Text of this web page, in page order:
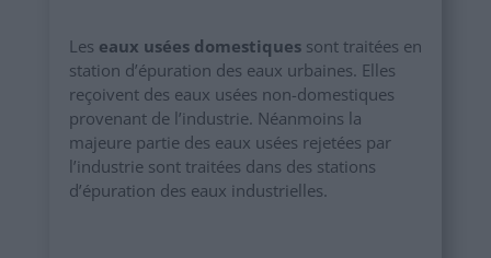
Les eaux usées domestiquessont traitées en
station d’épuration des eaux urbaines. Elles
reçoivent des eaux usées non-domestiques
provenant de l’industrie. Néanmoins la
majeure partie des eaux usées rejetées par
l’industrie sont traitées dans des stations
d’épuration des eaux industrielles.